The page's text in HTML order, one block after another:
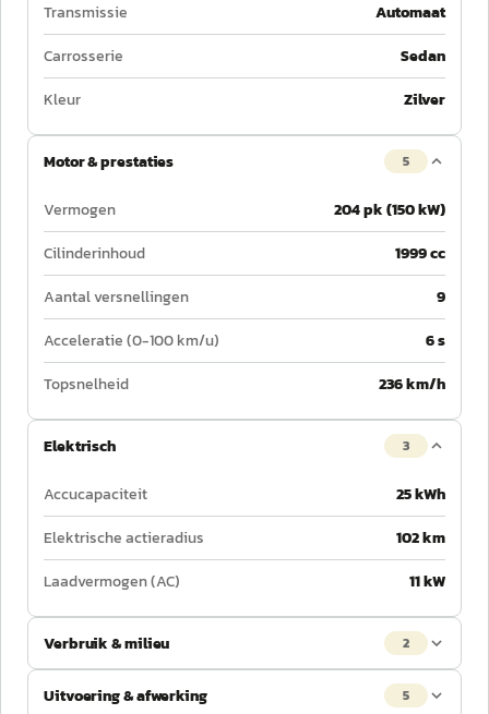
Transmissie
Automaat
Carrosserie
Sedan
Kleur
Zilver
Motor & prestaties 5
Vermogen
204 pk (150 kW)
Cilinderinhoud
1999 cc
Aantal versnellingen
9
Acceleratie (0-100 km/u)
6 s
Topsnelheid
236 km/h
Elektrisch 3
Accucapaciteit
25 kWh
Elektrische actieradius
102 km
Laadvermogen (AC)
11 kW
Verbruik & milieu 2
Uitvoering & afwerking 5